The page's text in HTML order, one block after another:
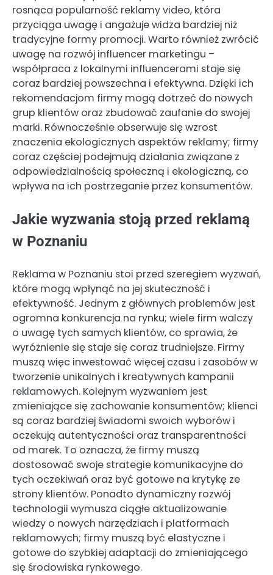
rosnąca popularność reklamy video, która
przyciąga uwagę i angażuje widza bardziej niż
tradycyjne formy promocji. Warto również zwrócić
uwagę na rozwój influencer marketingu –
współpraca z lokalnymi influencerami staje się
coraz bardziej powszechna i efektywna. Dzięki ich
rekomendacjom firmy mogą dotrzeć do nowych
grup klientów oraz zbudować zaufanie do swojej
marki. Równocześnie obserwuje się wzrost
znaczenia ekologicznych aspektów reklamy; firmy
coraz częściej podejmują działania związane z
odpowiedzialnością społeczną i ekologiczną, co
wpływa na ich postrzeganie przez konsumentów.
Jakie wyzwania stoją przed reklamą
w Poznaniu
Reklama w Poznaniu stoi przed szeregiem wyzwań,
które mogą wpłynąć na jej skuteczność i
efektywność. Jednym z głównych problemów jest
ogromna konkurencja na rynku; wiele firm walczy
o uwagę tych samych klientów, co sprawia, że
wyróżnienie się staje się coraz trudniejsze. Firmy
muszą więc inwestować więcej czasu i zasobów w
tworzenie unikalnych i kreatywnych kampanii
reklamowych. Kolejnym wyzwaniem jest
zmieniające się zachowanie konsumentów; klienci
są coraz bardziej świadomi swoich wyborów i
oczekują autentyczności oraz transparentności
od marek. To oznacza, że firmy muszą
dostosować swoje strategie komunikacyjne do
tych oczekiwań oraz być gotowe na krytykę ze
strony klientów. Ponadto dynamiczny rozwój
technologii wymusza ciągłe aktualizowanie
wiedzy o nowych narzędziach i platformach
reklamowych; firmy muszą być elastyczne i
gotowe do szybkiej adaptacji do zmieniającego
się środowiska rynkowego.